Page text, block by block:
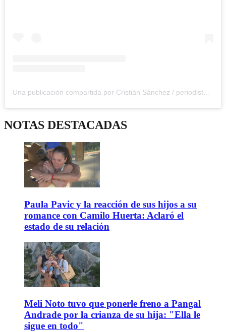
Una publicación compartida por Cristián Sánchez / periodista (@crissancheztv)
NOTAS DESTACADAS
Paula Pavic y la reacción de sus hijos a su
romance con Camilo Huerta: Aclaró el
estado de su relación
Meli Noto tuvo que ponerle freno a Pangal
Andrade por la crianza de su hija: "Ella le
sigue en todo"